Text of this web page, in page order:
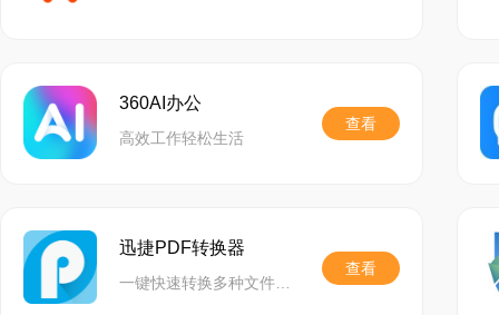
360AI办公
高效工作轻松生活
查看
迅捷PDF转换器
查看